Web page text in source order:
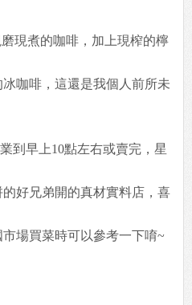
現煮的咖啡，加上現榨的檸
咖啡，這還是我個人前所未
到早上10點左右或賣完，星
好兄弟開的真材實料店，喜
場買菜時可以參考一下唷~